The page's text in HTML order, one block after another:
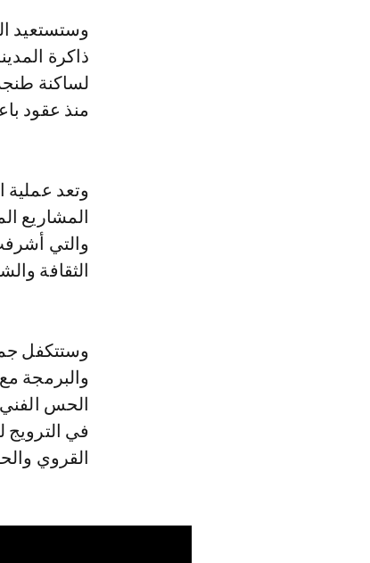
وستستعيد السينما نهاية هذا الشهر مكانتها كمعلمة تاريخية ذات حضور راسخ في
ذاكرة
لساكنة
منذ عقود
وتعد عملية
المشاريع
والتي
الثقافة
وستتكفل
والبرمجة
الحس
في الترويج
القروي